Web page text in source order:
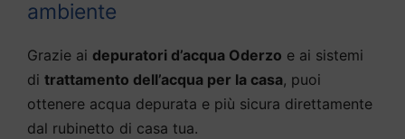
ambiente
Grazie ai depuratori d’acqua Oderzo e ai sistemi
di trattamento dell’acqua per la casa, puoi
ottenere acqua depurata e più sicura direttamente
dal rubinetto di casa tua.